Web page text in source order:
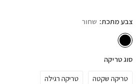
צבע מתכת שחור
סוג טריקה
טריקה שקטה טריקה רגילה